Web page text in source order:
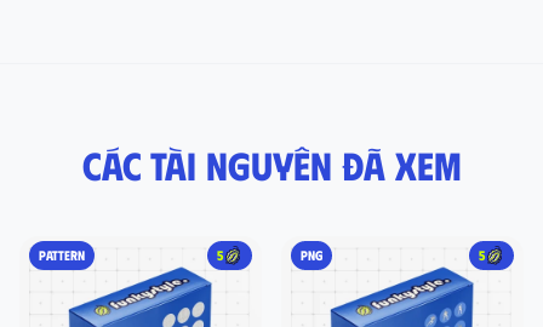
Các tài nguyên đã xem
PATTERN 5 PNG 5